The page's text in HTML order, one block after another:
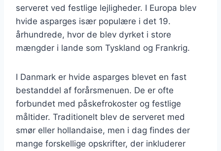
serveret ved festlige lejligheder. I Europa blev
hvide asparges især populære i det 19.
århundrede, hvor de blev dyrket i store
mængder i lande som Tyskland og Frankrig.
I Danmark er hvide asparges blevet en fast
bestanddel af forårsmenuen. De er ofte
forbundet med påskefrokoster og festlige
måltider. Traditionelt blev de serveret med
smør eller hollandaise, men i dag findes der
mange forskellige opskrifter, der inkluderer